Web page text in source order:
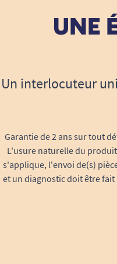
UNE
Un interlocuteur
Garantie de 2 ans sur tout
L'usure naturelle du
s'applique, l'envoi de(s)
et un diagnostic doit être